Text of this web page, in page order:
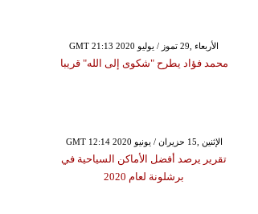
GMT 21:13 2020 الأربعاء ,29 تموز / يوليو
محمد فؤاد يطرح "شكوى إلى الله" قريبا
GMT 12:14 2020 الإثنين ,15 حزيران / يونيو
تقرير يرصد أفضل الأماكن السياحية في
برشلونة لعام 2020